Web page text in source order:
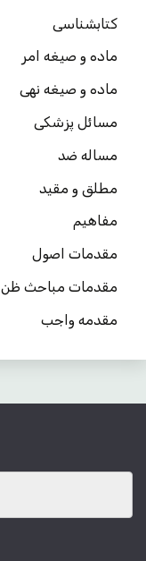
کتابشناسی
ماده و صیغه امر
ماده و صیغه نهی
مسائل پزشکی
مساله ضد
مطلق و مقید
مفاهیم
مقدمات اصول
مقدمات مباحث ظن
مقدمه واجب